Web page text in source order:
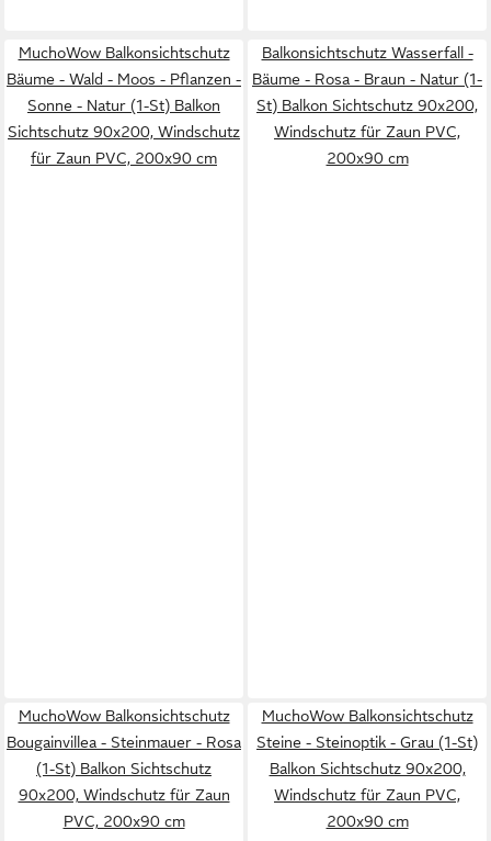
MuchoWow Balkonsichtschutz
Bäume - Wald - Moos - Pflanzen -
Sonne - Natur (1-St) Balkon
Sichtschutz 90x200, Windschutz
für Zaun PVC, 200x90 cm
Balkonsichtschutz Wasserfall -
Bäume - Rosa - Braun - Natur (1-
St) Balkon Sichtschutz 90x200,
Windschutz für Zaun PVC,
200x90 cm
MuchoWow Balkonsichtschutz
Bougainvillea - Steinmauer - Rosa
(1-St) Balkon Sichtschutz
90x200, Windschutz für Zaun
PVC, 200x90 cm
MuchoWow Balkonsichtschutz
Steine - Steinoptik - Grau (1-St)
Balkon Sichtschutz 90x200,
Windschutz für Zaun PVC,
200x90 cm